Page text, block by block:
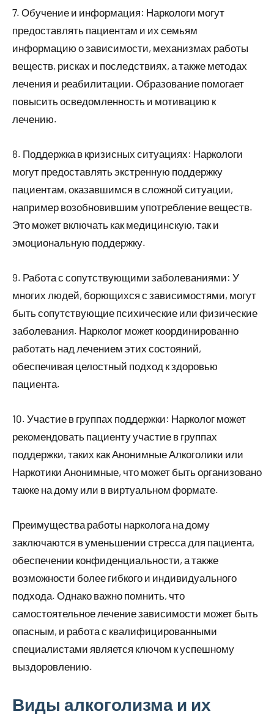
7. Обучение и информация: Наркологи могут
предоставлять пациентам и их семьям
информацию о зависимости, механизмах работы
веществ, рисках и последствиях, а также методах
лечения и реабилитации. Образование помогает
повысить осведомленность и мотивацию к
лечению.
8. Поддержка в кризисных ситуациях: Наркологи
могут предоставлять экстренную поддержку
пациентам, оказавшимся в сложной ситуации,
например возобновившим употребление веществ.
Это может включать как медицинскую, так и
эмоциональную поддержку.
9. Работа с сопутствующими заболеваниями: У
многих людей, борющихся с зависимостями, могут
быть сопутствующие психические или физические
заболевания. Нарколог может координированно
работать над лечением этих состояний,
обеспечивая целостный подход к здоровью
пациента.
10. Участие в группах поддержки: Нарколог может
рекомендовать пациенту участие в группах
поддержки, таких как Анонимные Алкоголики или
Наркотики Анонимные, что может быть организовано
также на дому или в виртуальном формате.
Преимущества работы нарколога на дому
заключаются в уменьшении стресса для пациента,
обеспечении конфиденциальности, а также
возможности более гибкого и индивидуального
подхода. Однако важно помнить, что
самостоятельное лечение зависимости может быть
опасным, и работа с квалифицированными
специалистами является ключом к успешному
выздоровлению.
Виды алкоголизма и их